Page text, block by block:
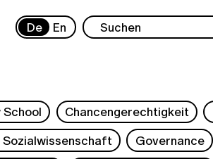
De En
Chancengerechtigkeit
Governance